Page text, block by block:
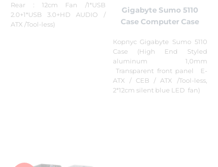
Rear : 12cm Fan /1*USB
2.0+1*USB 3.0+HD AUDIO /
ATX /Tool-less)
Gigabyte Sumo 5110
Case Computer Case
Корпус Gigabyte Sumo 5110
Case (High End Styled
aluminum 1,0mm
Transparent front panel E-
ATX / CEB / ATX /Tool-less,
2*12cm silent blue LED fan)